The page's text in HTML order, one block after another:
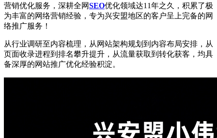
营销优化服务，深耕全网SEO优化领域达11年之久，积累了极
为丰富的网络营销经验，专为兴安盟地区的客户呈上完备的网
络推广服务！
从行业调研至内容梳理，从网站架构规划到内容布局安排，从
页面收录进程到排名攀升提升，从流量获取到转化获客，均具
备深厚的网站推广优化经验积淀。